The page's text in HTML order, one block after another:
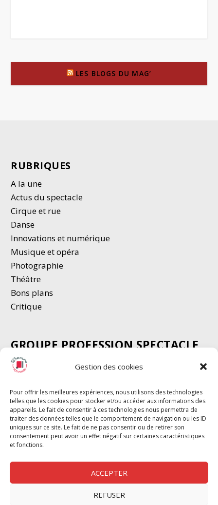
Gestion des cookies
Pour offrir les meilleures expériences, nous utilisons des technologies
telles que les cookies pour stocker et/ou accéder aux informations des
appareils. Le fait de consentir à ces technologies nous permettra de
traiter des données telles que le comportement de navigation ou les ID
uniques sur ce site. Le fait de ne pas consentir ou de retirer son
consentement peut avoir un effet négatif sur certaines caractéristiques
et fonctions.
ACCEPTER
REFUSER
LES BLOGS DU MAG’
RUBRIQUES
A la une
Actus du spectacle
Cirque et rue
Danse
Innovations et numérique
Musique et opéra
Photographie
Théâtre
Bons plans
Critique
GROUPE PROFESSION SPECTACLE
Chèque Intermittents
Chèque Compta
Chèque Emploi Spectacle
G-Pods
Profession Audio-visuel
Le Cahier Pro
Suivre Suivre